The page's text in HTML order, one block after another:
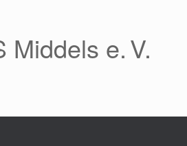
Middels e. V.